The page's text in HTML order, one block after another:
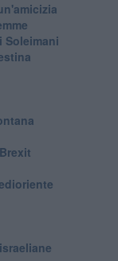
Soleimani